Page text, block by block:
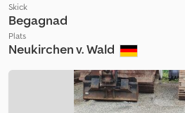
Skick
Begagnad
Plats
Neukirchen v. Wald